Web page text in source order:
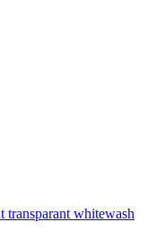
transparant whitewash